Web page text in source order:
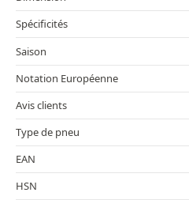
Spécificités
Saison
Notation Européenne
Avis clients
Type de pneu
EAN
HSN